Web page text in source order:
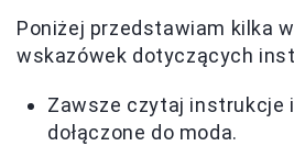
Poniżej przedstawiam kilka
wskazówek dotyczących
Zawsze czytaj instrukcje
dołączone do moda.